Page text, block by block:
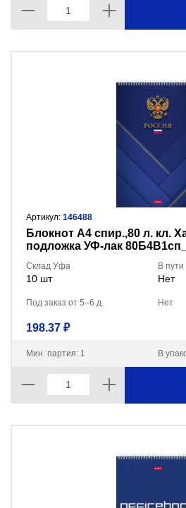
Артикул: 146488
Блокнот А4 спир.,80 л. кл.
подложка УФ-лак
Склад Уфа
10 шт
В пути
Нет
Под заказ от 5–6 д. Нет
198.37 ₽
Мин. партия: 1 В